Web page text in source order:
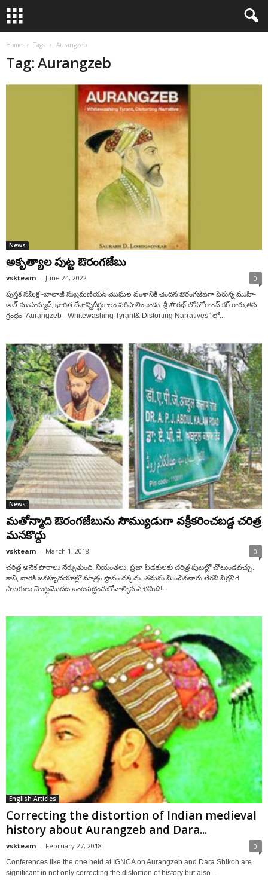
Home Tags Aurangzeb
Tag: Aurangzeb
News
అకృత్యాల పుట్ట ఔరంగజేబు
vskteam - June 24, 2022 0
పుస్తక సమీక్ష -బాలాజీ సుబ్రమణియన్ మొఘల్ వంశానికి చెందిన ఔరంగజేబ్‌గా పేరున్న ముహి-
అల్-ముహమ్మద్, భారత దేశాన్నిదీర్ఘకాలం పరిపాలించాడు. శ్రీ సౌరభ్ లోహోగాంవ్ కర్ గారు,తన
గ్రంథం ‘Aurangzeb - Whitewashing Tyrant& Distorting Narratives” లో...
News
మతోన్మాది ఔరంగజేబును సౌమ్యుడుగా వక్రీకరించబడ్డ చరిత్ర
మనకొద్దు
vskteam - March 1, 2018 0
చరిత్ర అనేక పాఠాలు నేర్పుతుంది. నియంతలు, ప్రజా పీడకులకు చరిత్ర పుటల్లో చోటుండవచ్చు.
కానీ, వారికి జనహృదయాల్లో మాత్రం స్థానం దక్కదు. తమను మించినవారు లేరని విర్రవీగే
పాలకులు మొట్టమొదట ఒంటపట్టించుకోవాల్సిన పాఠమిది!...
English Articles
Correcting the distortion of Indian medieval
history about Aurangzeb and Dara...
vskteam - February 27, 2018 0
Conferences like the one held at IGNCA on Aurangzeb and Dara Shikoh are
significant in not only correcting the distortion of history but also...